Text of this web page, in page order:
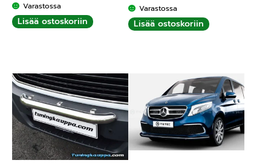
Varastossa
Lisää ostoskoriin
Varastossa
Lisää ostoskoriin